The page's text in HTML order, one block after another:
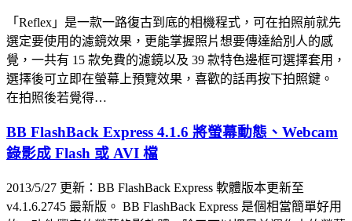
「Reflex」是一款一路復古到底的相機程式，可在拍照前就先
選定要使用的濾鏡效果，更能掌握照片想要傳達給別人的感
覺，一共有 15 款免費的濾鏡以及 39 款特色邊框可選擇套用，
選擇後可立即在螢幕上預覽效果，喜歡的話再按下拍照鍵。
在拍照後若覺得…
BB FlashBack Express 4.1.6 將螢幕動態、Webcam
錄影成 Flash 或 AVI 檔
2013/5/27 更新：BB FlashBack Express 軟體版本更新至
v4.1.6.2745 最新版。 BB FlashBack Express 是個相當簡單好用